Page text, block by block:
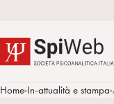
Home>In-attualità e stampa>